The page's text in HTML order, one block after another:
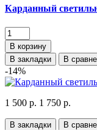
Карданный
В корзину
В закладки
В
-14%
1 500 р. 1 750 р.
В закладки В